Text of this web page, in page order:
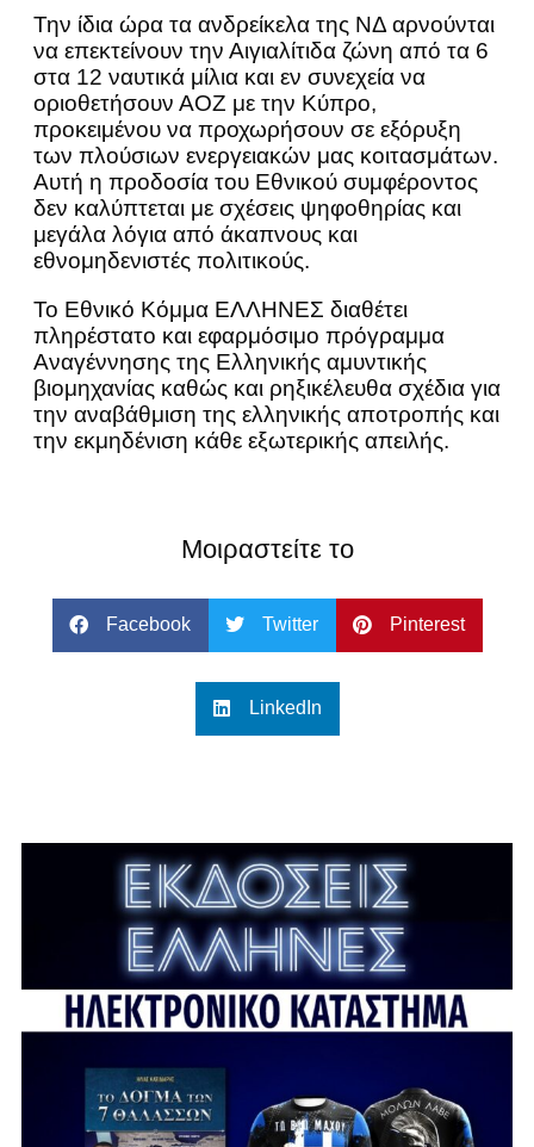
Την ίδια ώρα τα ανδρείκελα της ΝΔ αρνούνται
να επεκτείνουν την Αιγιαλίτιδα ζώνη από τα 6
στα 12 ναυτικά μίλια και εν συνεχεία να
οριοθετήσουν ΑΟΖ με την Κύπρο,
προκειμένου να προχωρήσουν σε εξόρυξη
των πλούσιων ενεργειακών μας κοιτασμάτων.
Αυτή η προδοσία του Εθνικού συμφέροντος
δεν καλύπτεται με σχέσεις ψηφοθηρίας και
μεγάλα λόγια από άκαπνους και
εθνομηδενιστές πολιτικούς.
Το Εθνικό Κόμμα ΕΛΛΗΝΕΣ διαθέτει
πληρέστατο και εφαρμόσιμο πρόγραμμα
Αναγέννησης της Ελληνικής αμυντικής
βιομηχανίας καθώς και ρηξικέλευθα σχέδια για
την αναβάθμιση της ελληνικής αποτροπής και
την εκμηδένιση κάθε εξωτερικής απειλής.
Μοιραστείτε το
Facebook Twitter Pinterest
LinkedIn